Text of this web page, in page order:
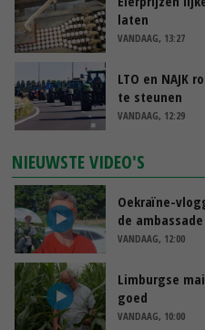
laten
VANDAAG, 13:27
LTO en NAJK
te steunen
VANDAAG, 12:29
NIEUWSTE VIDEO'S
Oekraïne-
de
VANDAAG, 12:00
Limburgse
goed
VANDAAG, 10:00